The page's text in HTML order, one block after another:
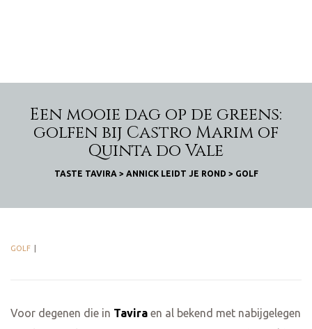
Een mooie dag op de greens:
golfen bij Castro Marim of
Quinta do Vale
TASTE TAVIRA > ANNICK LEIDT JE ROND > GOLF
GOLF
Voor degenen die in Tavira en al bekend met nabijgelegen